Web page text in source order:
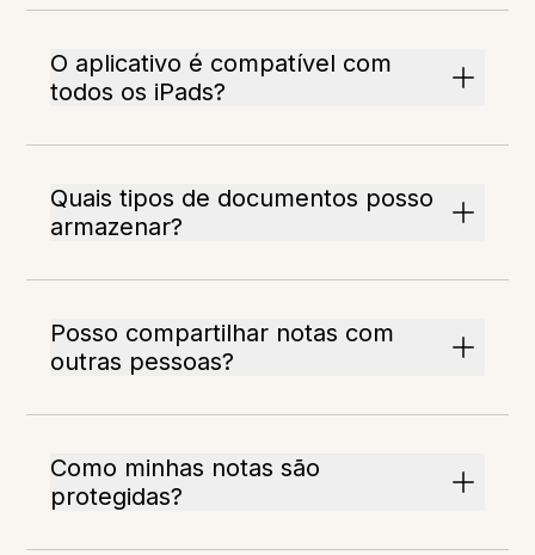
O aplicativo é compatível com
todos os iPads?
Quais tipos de documentos posso
armazenar?
Posso compartilhar notas com
outras pessoas?
Como minhas notas são
protegidas?